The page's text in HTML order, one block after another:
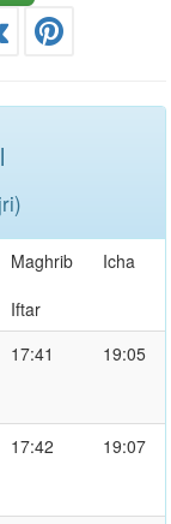
Maghrib
Iftar
Icha
17:41 19:05
17:42 19:07